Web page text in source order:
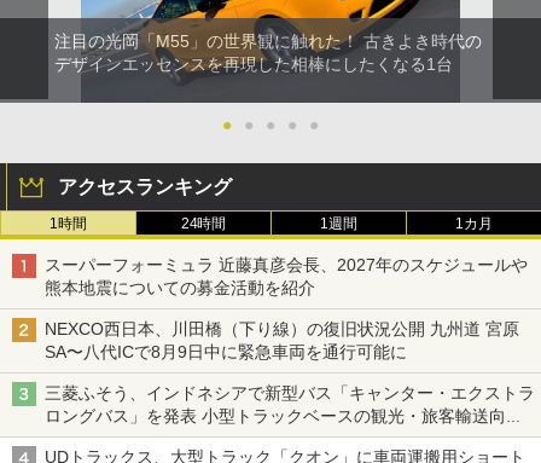
注目の光岡「M55」の世界観に触れた！ 古きよき時代の
デザインエッセンスを再現した相棒にしたくなる1台
● ● ● ● ●
アクセスランキング
1時間 24時間 1週間 1カ月
スーパーフォーミュラ 近藤真彦会長、2027年のスケジュールや
熊本地震についての募金活動を紹介
NEXCO西日本、川田橋（下り線）の復旧状況公開 九州道 宮原
SA〜八代ICで8月9日中に緊急車両を通行可能に
三菱ふそう、インドネシアで新型バス「キャンター・エクストラ
ロングバス」を発表 小型トラックベースの観光・旅客輸送向け
バス
UDトラックス、大型トラック「クオン」に車両運搬用ショート